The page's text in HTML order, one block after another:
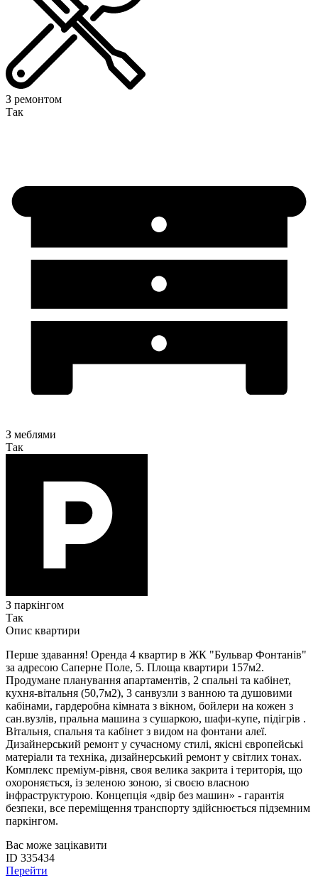
З ремонтом
Так
З меблями
Так
З паркінгом
Так
Опис квартири
Перше здавання! Оренда 4 квартир в ЖК "Бульвар Фонтанів"
за адресою Саперне Поле, 5. Площа квартири 157м2.
Продумане планування апартаментів, 2 спальні та кабінет,
кухня-вітальня (50,7м2), 3 санвузли з ванною та душовими
кабінами, гардеробна кімната з вікном, бойлери на кожен з
сан.вузлів, пральна машина з сушаркою, шафи-купе, підігрів .
Вітальня, спальня та кабінет з видом на фонтани алеї.
Дизайнерський ремонт у сучасному стилі, якісні європейські
матеріали та техніка, дизайнерський ремонт у світлих тонах.
Комплекс преміум-рівня, своя велика закрита і територія, що
охороняється, із зеленою зоною, зі своєю власною
інфраструктурою. Концепція «двір без машин» - гарантія
безпеки, все переміщення транспорту здійснюється підземним
паркінгом.
Вас може зацікавити
ID 335434
Перейти